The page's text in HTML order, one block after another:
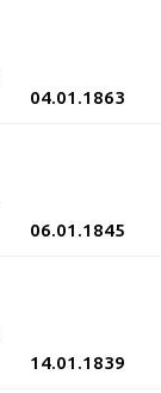
04.01.1863
06.01.1845
14.01.1839